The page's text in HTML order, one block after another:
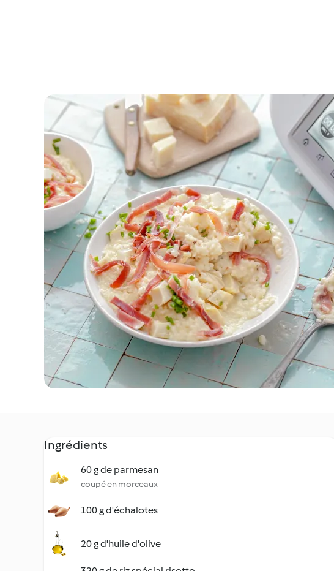
Ingrédients
60 g de parmesan
coupé en morceaux
100 g d'échalotes
20 g d'huile d'olive